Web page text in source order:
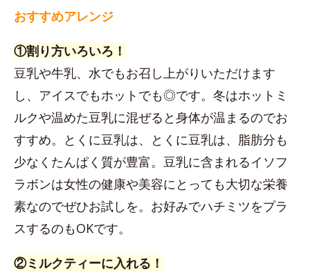
おすすめアレンジ
①割り方いろいろ！
豆乳や牛乳、水でもお召し上がりいただけます
し、アイスでもホットでも◎です。冬はホットミ
ルクや温めた豆乳に混ぜると身体が温まるのでお
すすめ。とくに豆乳は、とくに豆乳は、脂肪分も
少なくたんぱく質が豊富。豆乳に含まれるイソフ
ラボンは女性の健康や美容にとっても大切な栄養
素なのでぜひお試しを。お好みでハチミツをプラ
スするのもOKです。
②ミルクティーに入れる！